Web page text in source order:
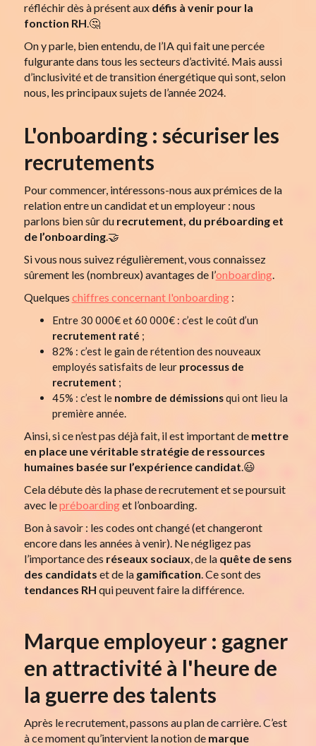
réfléchir dès à présent aux défis à venir pour la
fonction RH.🤔
On y parle, bien entendu, de l’IA qui fait une percée
fulgurante dans tous les secteurs d’activité. Mais aussi
d’inclusivité et de transition énergétique qui sont, selon
nous, les principaux sujets de l’année 2024.
L'onboarding : sécuriser les
recrutements
Pour commencer, intéressons-nous aux prémices de la
relation entre un candidat et un employeur : nous
parlons bien sûr du recrutement, du préboarding et
de l’onboarding.🤝
Si vous nous suivez régulièrement, vous connaissez
sûrement les (nombreux) avantages de l’onboarding.
Quelques chiffres concernant l'onboarding:
Entre 30 000€ et 60 000€ : c’est le coût d’un
recrutement raté ;
82% : c’est le gain de rétention des nouveaux
employés satisfaits de leur processus de
recrutement ;
45% : c’est le nombre de démissionsqui ont lieu la
première année.
Ainsi, si ce n’est pas déjà fait, il est important de mettre
en place une véritable stratégie de ressources
humaines basée sur l’expérience candidat.😃
Cela débute dès la phase de recrutement et se poursuit
avec lepréboardinget l’onboarding.
Bon à savoir : les codes ont changé (et changeront
encore dans les années à venir). Ne négligez pas
l’importance des réseaux sociaux, de la quête de sens
des candidats et de la gamification. Ce sont des
tendances RH qui peuvent faire la différence.
Marque employeur : gagner
en attractivité à l'heure de
la guerre des talents
Après le recrutement, passons au plan de carrière. C’est
à ce moment qu’intervient la notion de marque